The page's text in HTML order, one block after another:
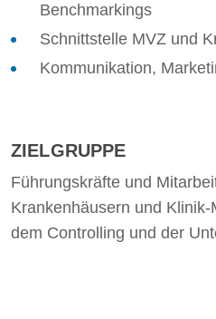
Benchmarkings
Schnittstelle MVZ und
Kommunikation,
ZIELGRUPPE
Führungskräfte und
Krankenhäusern und
dem Controlling und der